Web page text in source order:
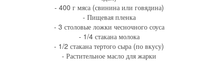
- 400 г мяса (свинина или говядина)
- Пищевая пленка
- 3 столовые ложки чесночного соуса
- 1/4 стакана молока
- 1/2 стакана тертого сыра (по вкусу)
- Растительное масло для жарки